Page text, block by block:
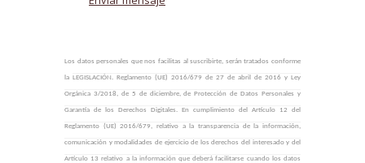
Los datos personales que nos facilitas al suscribirte, serán tratados conforme
la LEGISLACIÓN. Reglamento (UE) 2016/679 de 27 de abril de 2016 y Ley
Orgánica 3/2018, de 5 de diciembre, de Protección de Datos Personales y
Garantía de los Derechos Digitales. En cumplimiento del Artículo 12 del
Reglamento (UE) 2016/679, relativo a la transparencia de la información,
comunicación y modalidades de ejercicio de los derechos del interesado y del
Artículo 13 relativo a la información que deberá facilitarse cuando los datos